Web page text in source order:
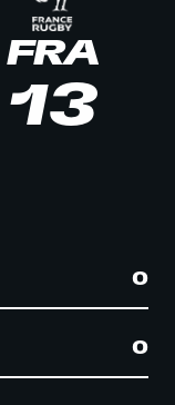
FRA
13
0
0